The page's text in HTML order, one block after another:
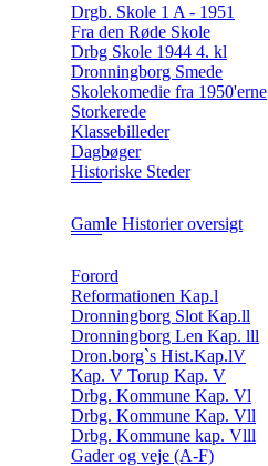
Drgb. Skole 1 A - 1951
Fra den Røde Skole
Drbg Skole 1944 4. kl
Dronningborg Smede
Skolekomedie fra 1950'erne
Storkerede
Klassebilleder
Dagbøger
Historiske Steder
Gamle Historier oversigt
Forord
Reformationen Kap.l
Dronningborg Slot Kap.ll
Dronningborg Len Kap. lll
Dron.borg`s Hist.Kap.lV
Kap. V Torup Kap. V
Drbg. Kommune Kap. Vl
Drbg. Kommune Kap. Vll
Drbg. Kommune kap. Vlll
Gader og veje (A-F)